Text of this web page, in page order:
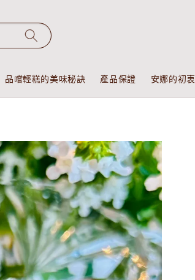
品嚐輕糕的美味秘訣 產品保證 安娜的初衷